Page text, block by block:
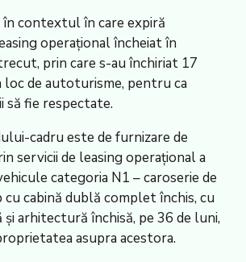
în contextul în care expiră
operațional încheiat în
prin care s-au închiriat 17
de autoturisme, pentru ca
să fie respectate.
cadru este de furnizare de
servicii de leasing operațional a
categoria N1 – caroserie de
cabină dublă complet închis, cu
arhitectură închisă, pe 36 de luni,
asupra acestora.